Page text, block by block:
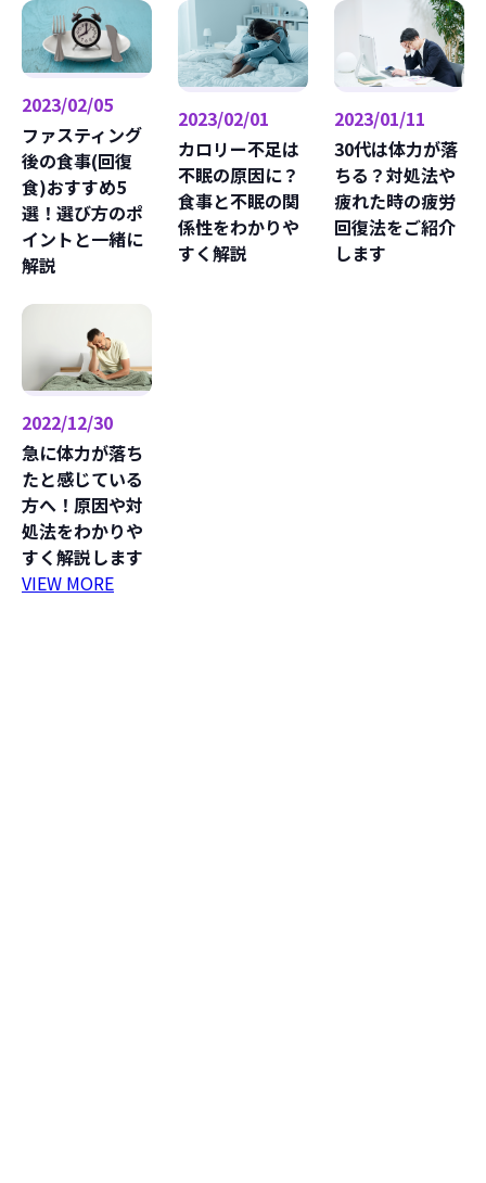
2023/02/05
ファスティング
後の食事(回復
食)おすすめ5
選！選び方のポ
イントと一緒に
解説
2023/02/01
カロリー不足は
不眠の原因に？
食事と不眠の関
係性をわかりや
すく解説
2023/01/11
30代は体力が落
ちる？対処法や
疲れた時の疲労
回復法をご紹介
します
2022/12/30
急に体力が落ち
たと感じている
方へ！原因や対
処法をわかりや
すく解説します
VIEW MORE